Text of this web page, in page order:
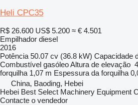
Heli CPC35
R$ 26.600 US$ 5.200 ≈ € 4.501
Empilhador diesel
2016
Potência 50.07 cv (36.8 kW) Capacidade
Combustível gasóleoAltura de elevação
forquilha 1,07 m Espessura da forquilha
China, Baoding, Hebei
Hebei Best Select Machinery Equipment
Contacte o vendedor